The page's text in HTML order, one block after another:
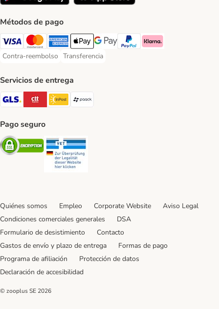
Métodos de pago
Visa Payment Method
Mastercard Payment Method
American Express Payment Method
Apple Pay Payment Method
Google Pay Payment Method
PayPal Payment Method
Klarna Payment Method
Contra-reembolso
Contra-reembolso Payment Method
Transferencia
Transferencia Payment Method
Servicios de entrega
GLS Shipping Method
CTTExpress Shipping Method
InPost Shipping Method
paack Shipping Method
Pago seguro
Security
Quiénes somos Empleo Corporate Website
Aviso Legal
Condiciones comerciales generales
DSA
Formulario de desistimiento
Contacto
Gastos de envío y plazo de entrega
Formas de pago
Programa de afiliación
Protección de datos
Declaración de accesibilidad
© zooplus SE 2026